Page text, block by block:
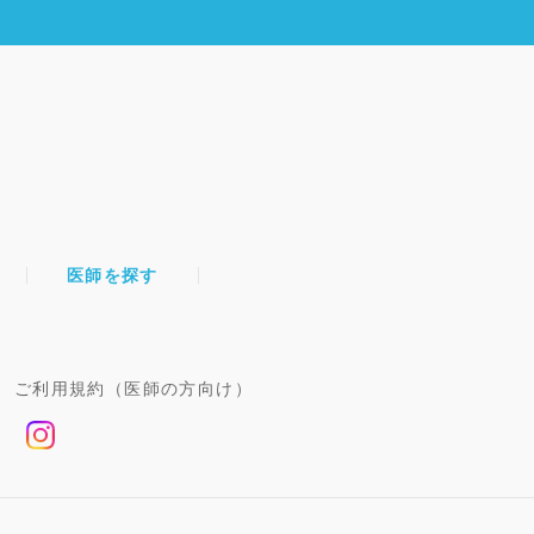
医師を探す
ご利用規約（医師の方向け）